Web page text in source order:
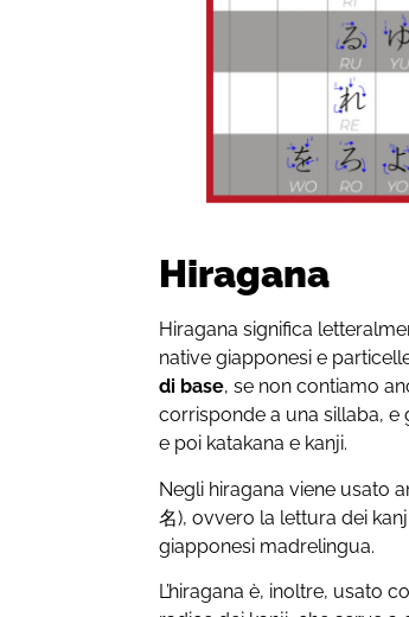
Hiragana
Hiragana significa
native giapponesi e
di base, se non contiamo
corrisponde a una sillaba, e
e poi katakana e kanji.
Negli hiragana viene usato
名), ovvero la lettura dei
giapponesi madrelingua.
L’hiragana è, inoltre, usato